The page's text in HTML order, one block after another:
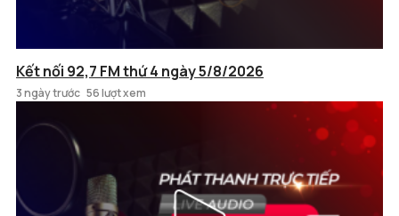
Kết nối 92,7 FM thứ 4 ngày 5/8/2026
3 ngày trước 56 lượt xem